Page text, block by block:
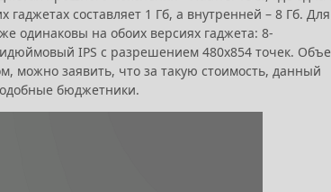
составляет 1 Гб, а внутренней – 8 Гб. Для
одинаковы на обоих версиях гаджета: 8-
IPS с разрешением 480х854 точек.
можно заявить, что за такую стоимость, данный
бюджетники.